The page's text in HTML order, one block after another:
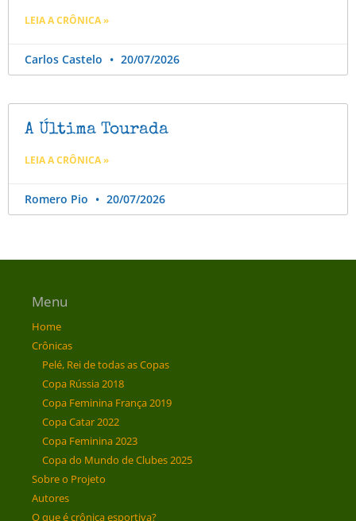
LEIA A CRÔNICA »
Carlos Castelo 20/07/2026
A Última Tourada
LEIA A CRÔNICA »
Romero Pio 20/07/2026
Menu
Home
Crônicas
Pelé, Rei de todas as Copas
Copa Rússia 2018
Copa Feminina França 2019
Copa Catar 2022
Copa Feminina 2023
Copa do Mundo de Clubes 2025
Sobre o Projeto
Autores
O que é crônica esportiva?